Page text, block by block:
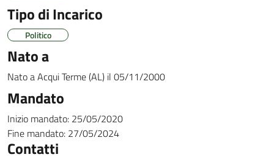
Tipo di Incarico
Politico
Nato a
Nato aAcqui Terme (AL) il 05/11/2000
Mandato
Inizio mandato: 25/05/2020
Fine mandato: 27/05/2024
Contatti